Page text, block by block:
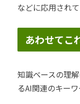
などに応用されて
あわせてこ
知識ベースの理
るAI関連のキー